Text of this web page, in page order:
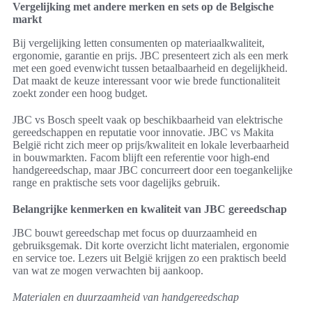
Vergelijking met andere merken en sets op de Belgische
markt
Bij vergelijking letten consumenten op materiaalkwaliteit,
ergonomie, garantie en prijs. JBC presenteert zich als een merk
met een goed evenwicht tussen betaalbaarheid en degelijkheid.
Dat maakt de keuze interessant voor wie brede functionaliteit
zoekt zonder een hoog budget.
JBC vs Bosch speelt vaak op beschikbaarheid van elektrische
gereedschappen en reputatie voor innovatie. JBC vs Makita
België richt zich meer op prijs/kwaliteit en lokale leverbaarheid
in bouwmarkten. Facom blijft een referentie voor high-end
handgereedschap, maar JBC concurreert door een toegankelijke
range en praktische sets voor dagelijks gebruik.
Belangrijke kenmerken en kwaliteit van JBC gereedschap
JBC bouwt gereedschap met focus op duurzaamheid en
gebruiksgemak. Dit korte overzicht licht materialen, ergonomie
en service toe. Lezers uit België krijgen zo een praktisch beeld
van wat ze mogen verwachten bij aankoop.
Materialen en duurzaamheid van handgereedschap